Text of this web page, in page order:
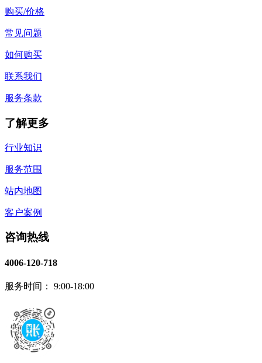
购买/价格
常见问题
如何购买
联系我们
服务条款
了解更多
行业知识
服务范围
站内地图
客户案例
咨询热线
4006-120-718
服务时间： 9:00-18:00